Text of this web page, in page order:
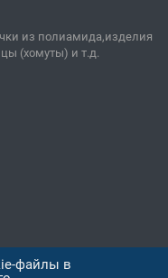
из полиамида,изделия
(хомуты) и т.д.
файлы в